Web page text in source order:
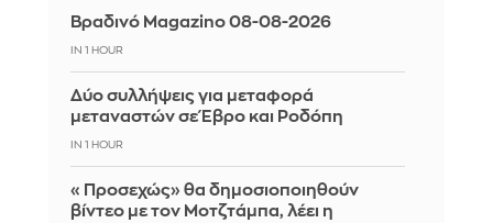
Βραδινό Magazino 08-08-2026
IN 1 HOUR
Δύο συλλήψεις για μεταφορά
μεταναστών σε Έβρο και Ροδόπη
IN 1 HOUR
«Προσεχώς» θα δημοσιοποιηθούν
βίντεο με τον Μοτζτάμπα, λέει η